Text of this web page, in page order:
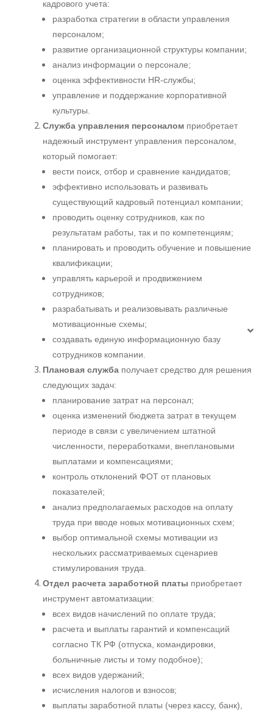
кадрового учета:
разработка стратегии в области управления
персоналом;
развитие организационной структуры компании;
анализ информации о персонале;
оценка эффективности HR-службы;
управление и поддержание корпоративной
культуры.
Служба управления персоналом приобретает
надежный инструмент управления персоналом,
который помогает:
вести поиск, отбор и сравнение кандидатов;
эффективно использовать и развивать
существующий кадровый потенциал компании;
проводить оценку сотрудников, как по
результатам работы, так и по компетенциям;
планировать и проводить обучение и повышение
квалификации;
управлять карьерой и продвижением
сотрудников;
разрабатывать и реализовывать различные
мотивационные схемы;
создавать единую информационную базу
сотрудников компании.
Плановая служба получает средство для решения
следующих задач:
планирование затрат на персонал;
оценка изменений бюджета затрат в текущем
периоде в связи с увеличением штатной
численности, переработками, внеплановыми
выплатами и компенсациями;
контроль отклонений ФОТ от плановых
показателей;
анализ предполагаемых расходов на оплату
труда при вводе новых мотивационных схем;
выбор оптимальной схемы мотивации из
нескольких рассматриваемых сценариев
стимулирования труда.
Отдел расчета заработной платы приобретает
инструмент автоматизации:
всех видов начислений по оплате труда;
расчета и выплаты гарантий и компенсаций
согласно ТК РФ (отпуска, командировки,
больничные листы и тому подобное);
всех видов удержаний;
исчисления налогов и взносов;
выплаты заработной платы (через кассу, банк),